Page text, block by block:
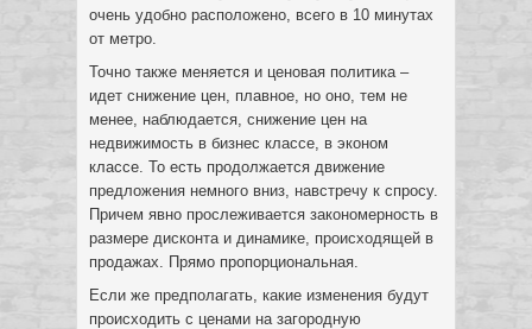
очень удобно расположено, всего в 10 минутах
от метро.
Точно также меняется и ценовая политика –
идет снижение цен, плавное, но оно, тем не
менее, наблюдается, снижение цен на
недвижимость в бизнес классе, в эконом
классе. То есть продолжается движение
предложения немного вниз, навстречу к спросу.
Причем явно прослеживается закономерность в
размере дисконта и динамике, происходящей в
продажах. Прямо пропорциональная.
Если же предполагать, какие изменения будут
происходить с ценами на загородную